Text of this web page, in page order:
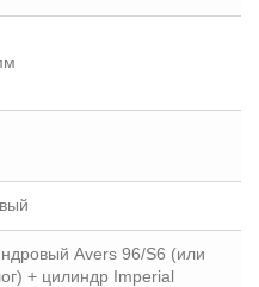
Avers 96/S6 (или
+ цилиндр Imperiаl